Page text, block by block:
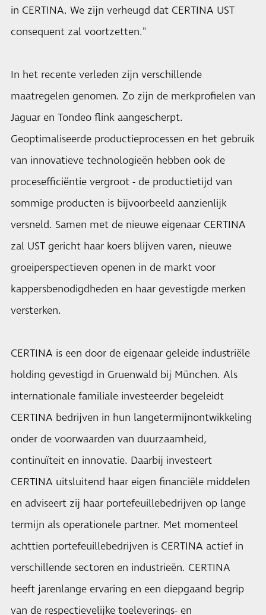
in CERTINA. We zijn verheugd dat CERTINA UST
consequent zal voortzetten."
In het recente verleden zijn verschillende
maatregelen genomen. Zo zijn de merkprofielen van
Jaguar en Tondeo flink aangescherpt.
Geoptimaliseerde productieprocessen en het gebruik
van innovatieve technologieën hebben ook de
procesefficiëntie vergroot - de productietijd van
sommige producten is bijvoorbeeld aanzienlijk
versneld. Samen met de nieuwe eigenaar CERTINA
zal UST gericht haar koers blijven varen, nieuwe
groeiperspectieven openen in de markt voor
kappersbenodigdheden en haar gevestigde merken
versterken.
CERTINA is een door de eigenaar geleide industriële
holding gevestigd in Gruenwald bij München. Als
internationale familiale investeerder begeleidt
CERTINA bedrijven in hun langetermijnontwikkeling
onder de voorwaarden van duurzaamheid,
continuïteit en innovatie. Daarbij investeert
CERTINA uitsluitend haar eigen financiële middelen
en adviseert zij haar portefeuillebedrijven op lange
termijn als operationele partner. Met momenteel
achttien portefeuillebedrijven is CERTINA actief in
verschillende sectoren en industrieën. CERTINA
heeft jarenlange ervaring en een diepgaand begrip
van de respectievelijke toeleverings- en